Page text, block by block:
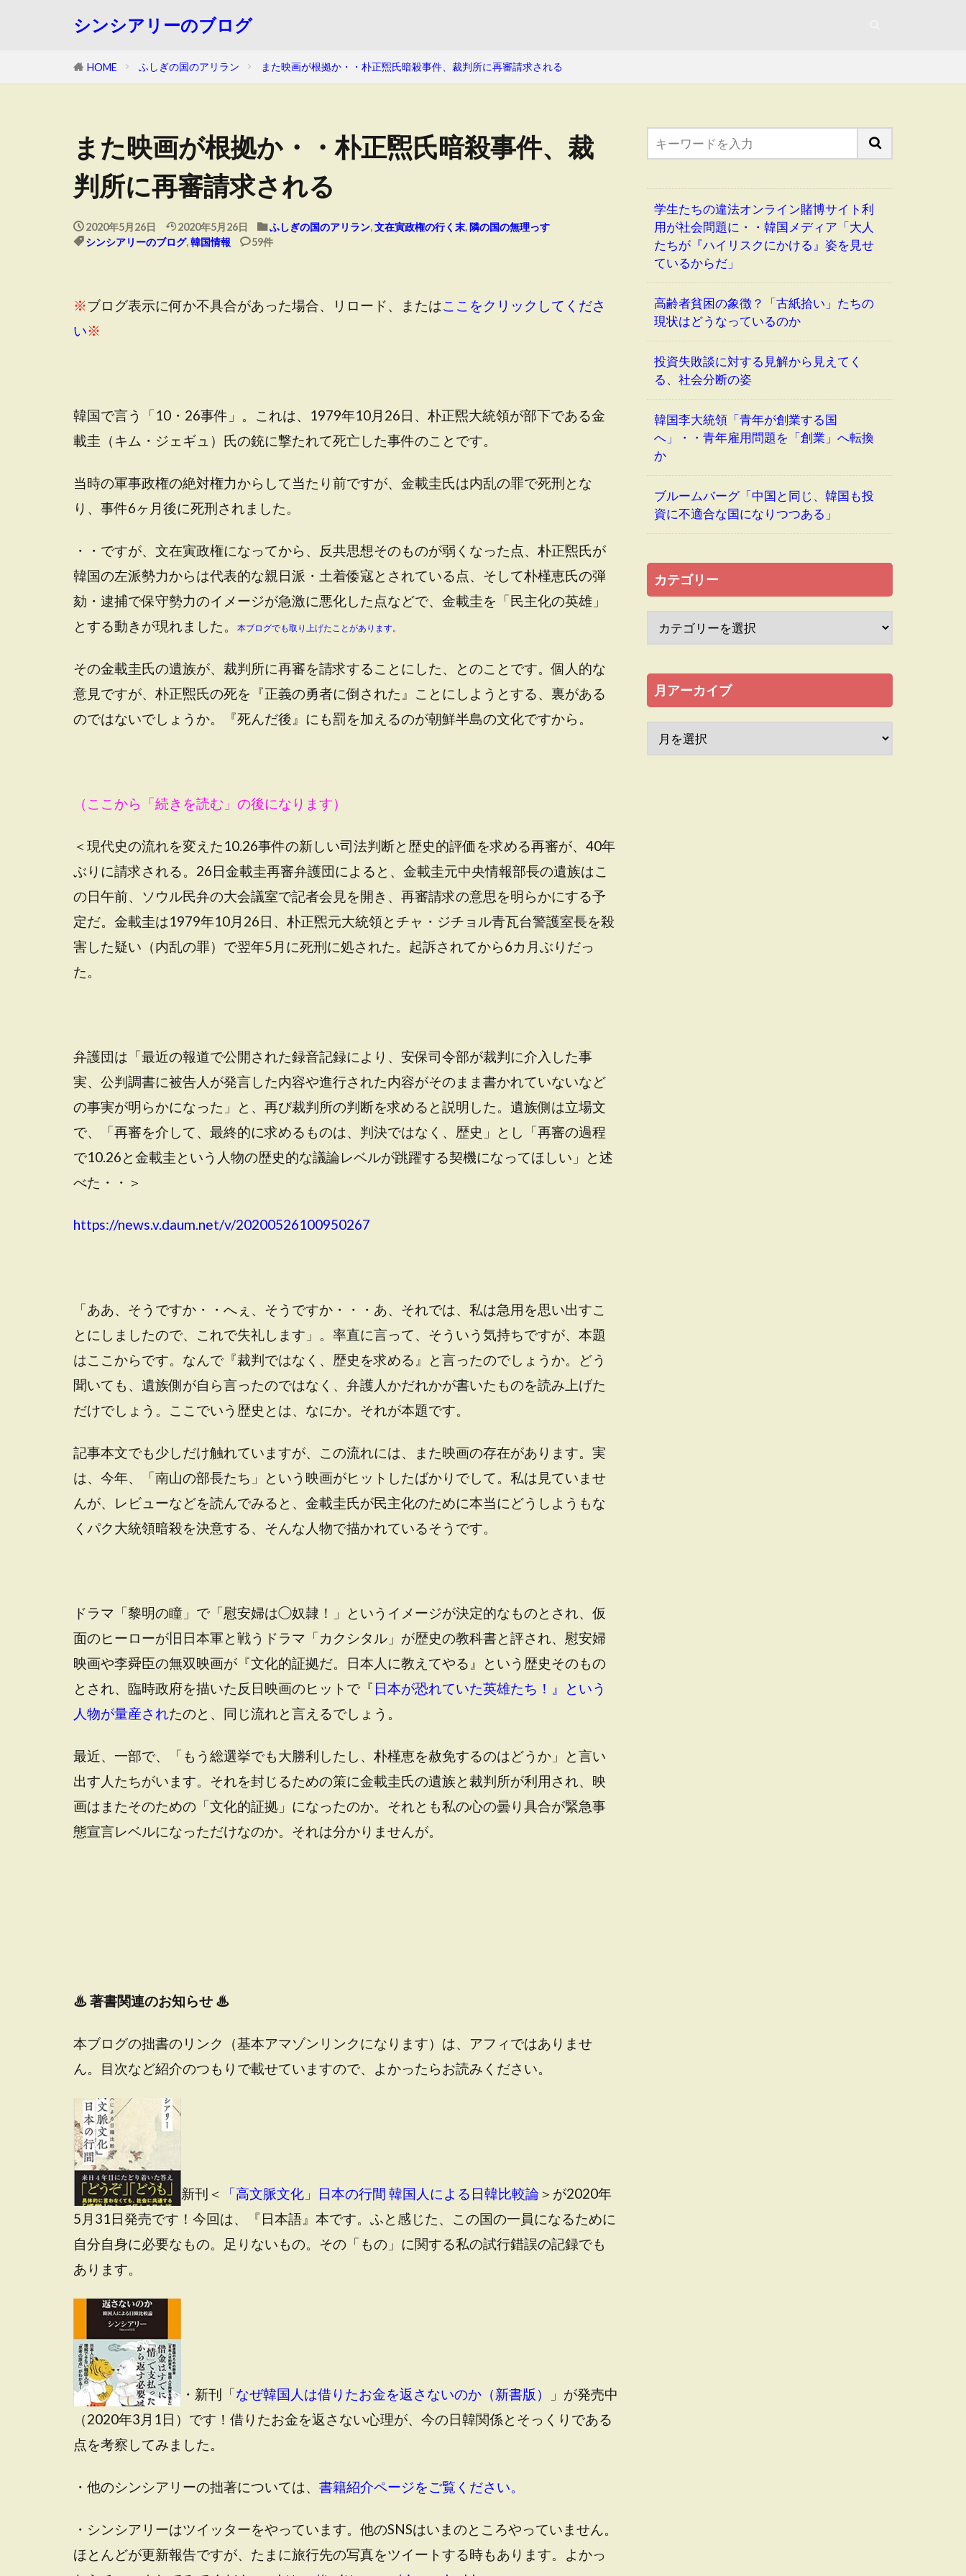
シンシアリーのブログ
HOME ふしぎの国のアリラン また映画が根拠か・・朴正煕氏暗殺事件、裁判所に再審請求される
また映画が根拠か・・朴正煕氏暗殺事件、裁
判所に再審請求される
2020年5月26日 2020年5月26日 ふしぎの国のアリラン,文在寅政権の行く末,隣の国の無理っす
シンシアリーのブログ,韓国情報 59件
※ブログ表示に何か不具合があった場合、リロード、またはここをクリックしてくださ
い※
韓国で言う「10・26事件」。これは、1979年10月26日、朴正煕大統領が部下である金
載圭（キム・ジェギュ）氏の銃に撃たれて死亡した事件のことです。
当時の軍事政権の絶対権力からして当たり前ですが、金載圭氏は内乱の罪で死刑とな
り、事件6ヶ月後に死刑されました。
・・ですが、文在寅政権になってから、反共思想そのものが弱くなった点、朴正煕氏が
韓国の左派勢力からは代表的な親日派・土着倭寇とされている点、そして朴槿恵氏の弾
劾・逮捕で保守勢力のイメージが急激に悪化した点などで、金載圭を「民主化の英雄」
とする動きが現れました。
本ブログでも取り上げたことがあります。
その金載圭氏の遺族が、裁判所に再審を請求することにした、とのことです。個人的な
意見ですが、朴正煕氏の死を『正義の勇者に倒された』ことにしようとする、裏がある
のではないでしょうか。『死んだ後』にも罰を加えるのが朝鮮半島の文化ですから。
（ここから「続きを読む」の後になります）
＜現代史の流れを変えた10.26事件の新しい司法判断と歴史的評価を求める再審が、40年
ぶりに請求される。26日金載圭再審弁護団によると、金載圭元中央情報部長の遺族はこ
の日午前、ソウル民弁の大会議室で記者会見を開き、再審請求の意思を明らかにする予
定だ。金載圭は1979年10月26日、朴正煕元大統領とチャ・ジチョル青瓦台警護室長を殺
害した疑い（内乱の罪）で翌年5月に死刑に処された。起訴されてから6カ月ぶりだっ
た。
弁護団は「最近の報道で公開された録音記録により、安保司令部が裁判に介入した事
実、公判調書に被告人が発言した内容や進行された内容がそのまま書かれていないなど
の事実が明らかになった」と、再び裁判所の判断を求めると説明した。遺族側は立場文
で、「再審を介して、最終的に求めるものは、判決ではなく、歴史」とし「再審の過程
で10.26と金載圭という人物の歴史的な議論レベルが跳躍する契機になってほしい」と述
べた・・＞
https://news.v.daum.net/v/20200526100950267
「ああ、そうですか・・へぇ、そうですか・・・あ、それでは、私は急用を思い出すこ
とにしましたので、これで失礼します」。率直に言って、そういう気持ちですが、本題
はここからです。なんで『裁判ではなく、歴史を求める』と言ったのでしょうか。どう
聞いても、遺族側が自ら言ったのではなく、弁護人かだれかが書いたものを読み上げた
だけでしょう。ここでいう歴史とは、なにか。それが本題です。
記事本文でも少しだけ触れていますが、この流れには、また映画の存在があります。実
は、今年、「南山の部長たち」という映画がヒットしたばかりでして。私は見ていませ
んが、レビューなどを読んでみると、金載圭氏が民主化のために本当にどうしようもな
くパク大統領暗殺を決意する、そんな人物で描かれているそうです。
ドラマ「黎明の瞳」で「慰安婦は◯奴隷！」というイメージが決定的なものとされ、仮
面のヒーローが旧日本軍と戦うドラマ「カクシタル」が歴史の教科書と評され、慰安婦
映画や李舜臣の無双映画が『文化的証拠だ。日本人に教えてやる』という歴史そのもの
とされ、臨時政府を描いた反日映画のヒットで『 日本が恐れていた英雄たち！』という
人物が量産されたのと、同じ流れと言えるでしょう。
最近、一部で、「もう総選挙でも大勝利したし、朴槿恵を赦免するのはどうか」と言い
出す人たちがいます。それを封じるための策に金載圭氏の遺族と裁判所が利用され、映
画はまたそのための「文化的証拠」になったのか。それとも私の心の曇り具合が緊急事
態宣言レベルになっただけなのか。それは分かりませんが。
♨著書関連のお知らせ ♨
本ブログの拙書のリンク（基本アマゾンリンクになります）は、アフィではありませ
ん。目次など紹介のつもりで載せていますので、よかったらお読みください。
新刊＜ 「高文脈文化」日本の行間 韓国人による日韓比較論 ＞が2020年
5月31日発売です！今回は、『日本語』本です。ふと感じた、この国の一員になるために
自分自身に必要なもの。足りないもの。その「もの」に関する私の試行錯誤の記録でも
あります。
・新刊「なぜ韓国人は借りたお金を返さないのか（新書版）
」が発売中
（2020年3月1日）です！借りたお金を返さない心理が、今の日韓関係とそっくりである
点を考察してみました。
・他のシンシアリーの拙著については、 書籍紹介ページをご覧ください。
・シンシアリーはツイッターをやっています。他のSNSはいまのところやっていません。
ほとんどが更新報告ですが、たまに旅行先の写真をツイートする時もあります。よかっ
学生たちの違法オンライン賭博サイト利
用が社会問題に・・韓国メディア「大人
たちが『ハイリスクにかける』姿を見せ
ているからだ」
高齢者貧困の象徴？「古紙拾い」たちの
現状はどうなっているのか
投資失敗談に対する見解から見えてく
る、社会分断の姿
韓国李大統領「青年が創業する国
へ」・・青年雇用問題を「創業」へ転換
か
ブルームバーグ「中国と同じ、韓国も投
資に不適合な国になりつつある」
カテゴリー
月アーカイブ